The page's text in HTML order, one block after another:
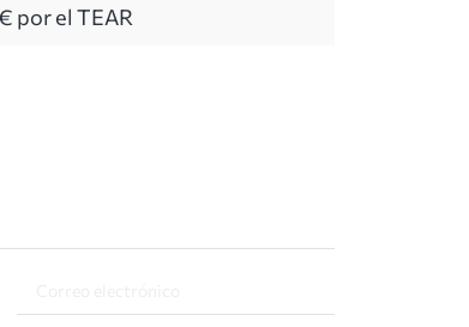
por el TEAR